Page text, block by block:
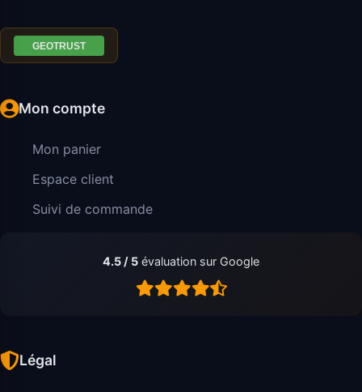
Mon compte
Mon panier
Espace client
Suivi de commande
4.5 / 5 évaluation sur Google
Légal